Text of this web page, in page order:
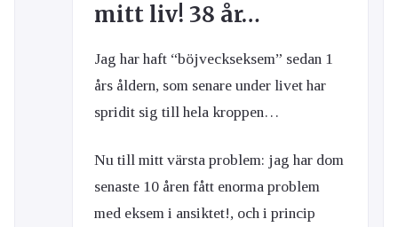
mitt liv! 38 år…
Jag har haft “böjveckseksem” sedan 1
års åldern, som senare under livet har
spridit sig till hela kroppen…
Nu till mitt värsta problem: jag har dom
senaste 10 åren fått enorma problem
med eksem i ansiktet!, och i princip